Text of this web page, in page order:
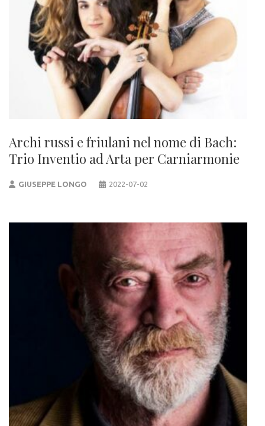
Archi russi e friulani nel nome di Bach:
Trio Inventio ad Arta per Carniarmonie
GIUSEPPE LONGO 2022-07-02